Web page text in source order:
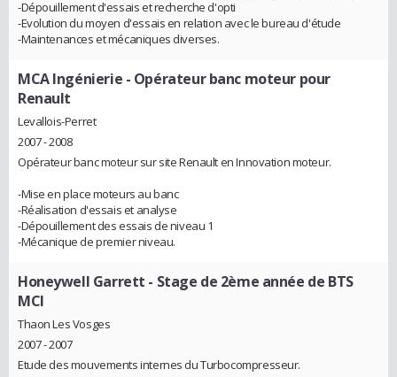
-Dépouillement d'essais et recherche d'opti
-Evolution du moyen d'essais en relation avec le bureau d'étude
-Maintenances et mécaniques diverses.
MCA Ingénierie - Opérateur banc moteur pour
Renault
Levallois-Perret
2007 - 2008
Opérateur banc moteur sur site Renault en Innovation moteur.
-Mise en place moteurs au banc
-Réalisation d'essais et analyse
-Dépouillement des essais de niveau 1
-Mécanique de premier niveau.
Honeywell Garrett - Stage de 2ème année de BTS
MCI
Thaon Les Vosges
2007 - 2007
Etude des mouvements internes du Turbocompresseur.